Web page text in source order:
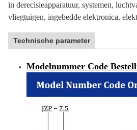
in derecisieapparatuur, systemen,
vliegtuigen, ingebedde elektronica,
Technische parameter
Modelnummer Code